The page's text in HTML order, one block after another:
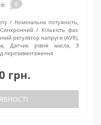
0
Номінальна потужність,
Синхронний
Кількість фаз:
регулятор напруги (AVR),
Датчик рівня масла, З
перезавантаження
грн.